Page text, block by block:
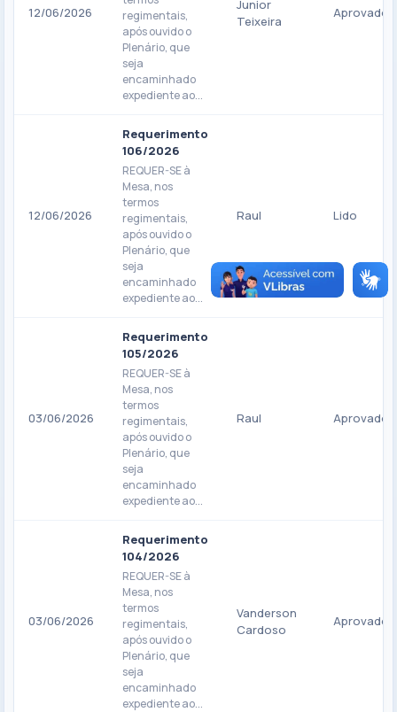
12/06/2026
regimentais,
após ouvido o
Plenário, que
seja
encaminhado
expediente ao...
Junior
Teixeira
Aprovado
12/06/2026
Requerimento
106/2026
REQUER-SE à
Mesa, nos
termos
regimentais,
após ouvido o
Plenário, que
seja
encaminhado
expediente ao...
Raul Lido
03/06/2026
Requerimento
105/2026
REQUER-SE à
Mesa, nos
termos
regimentais,
após ouvido o
Plenário, que
seja
encaminhado
expediente ao...
Raul Aprovado
03/06/2026
Requerimento
104/2026
REQUER-SE à
Mesa, nos
termos
regimentais,
após ouvido o
Plenário, que
seja
encaminhado
expediente ao...
Vanderson
Cardoso
Aprovado